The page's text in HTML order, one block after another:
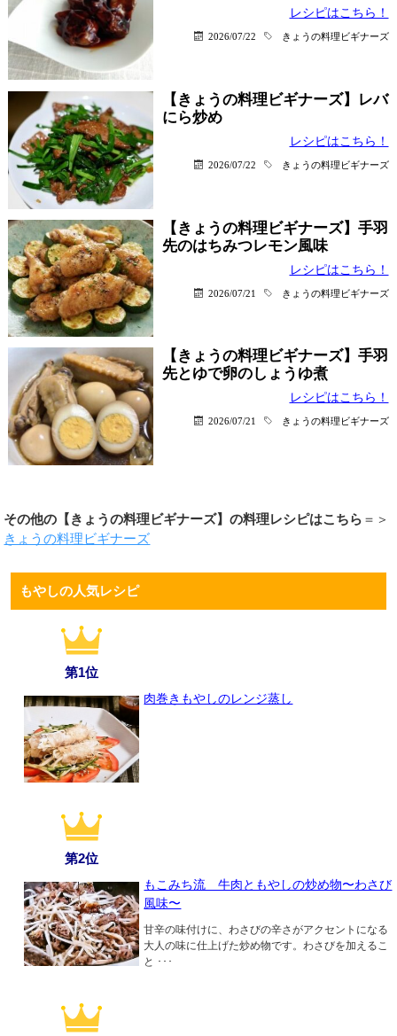
レシピはこちら！
2026/07/22 きょうの料理ビギナーズ
【きょうの料理ビギナーズ】レバ
にら炒め
レシピはこちら！
2026/07/22 きょうの料理ビギナーズ
【きょうの料理ビギナーズ】手羽
先のはちみつレモン風味
レシピはこちら！
2026/07/21 きょうの料理ビギナーズ
【きょうの料理ビギナーズ】手羽
先とゆで卵のしょうゆ煮
レシピはこちら！
2026/07/21 きょうの料理ビギナーズ
その他の【きょうの料理ビギナーズ】の料理レシピはこちら ＝＞
きょうの料理ビギナーズ
もやしの人気レシピ
第1位
肉巻きもやしのレンジ蒸し
第2位
もこみち流 牛肉ともやしの炒め物〜わさび
風味〜
甘辛の味付けに、わさびの辛さがアクセントになる
大人の味に仕上げた炒め物です。わさびを加えるこ
と ･･･